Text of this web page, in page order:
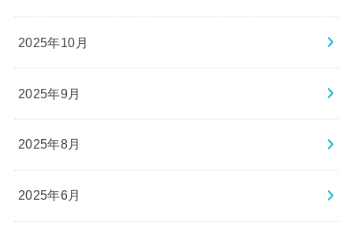
2025年10月
2025年9月
2025年8月
2025年6月